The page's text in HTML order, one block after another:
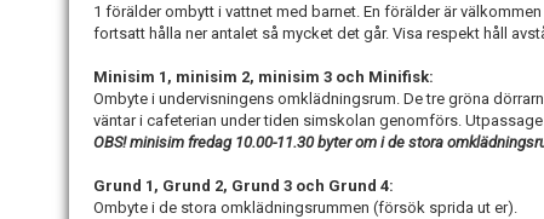
1 förälder ombytt i vattnet med barnet. En förälder är välkommen
fortsatt hålla ner antalet så mycket det går. Visa respekt håll
Minisim 1, minisim 2, minisim 3 och Minifisk:
Ombyte i undervisningens omklädningsrum. De tre gröna
väntar i cafeterian under tiden simskolan genomförs.
OBS! minisim fredag 10.00-11.30 byter om i de stora
Grund 1, Grund 2, Grund 3 och Grund 4:
Ombyte i de stora omklädningsrummen (försök sprida ut er).